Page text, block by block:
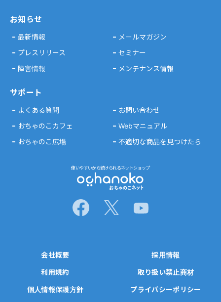
使いやすいから続けられるネットショップ
お知らせ
最新情報
メールマガジン
プレスリリース
セミナー
障害情報
メンテナンス情報
サポート
よくある質問
お問い合わせ
おちゃのこカフェ
Webマニュアル
おちゃのこ広場
不適切な商品を見つけたら
会社概要 採用情報
利用規約 取り扱い禁止商材
個人情報保護方針 プライバシーポリシー